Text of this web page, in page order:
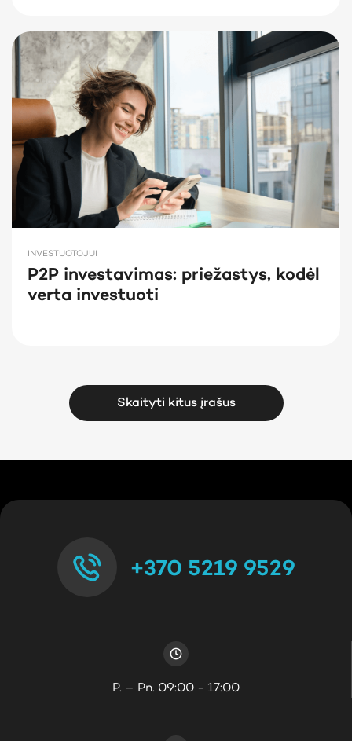
INVESTUOTOJUI
P2P investavimas: priežastys, kodėl
verta investuoti
Skaityti kitus įrašus
+370 5219 9529
P. – Pn. 09:00 - 17:00